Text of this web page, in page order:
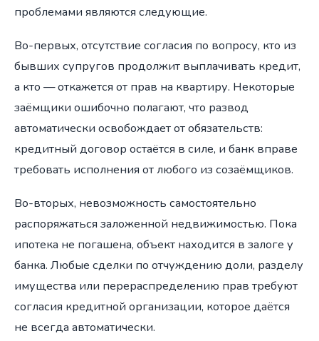
проблемами являются следующие.
Во-первых, отсутствие согласия по вопросу, кто из
бывших супругов продолжит выплачивать кредит,
а кто — откажется от прав на квартиру. Некоторые
заёмщики ошибочно полагают, что развод
автоматически освобождает от обязательств:
кредитный договор остаётся в силе, и банк вправе
требовать исполнения от любого из созаёмщиков.
Во-вторых, невозможность самостоятельно
распоряжаться заложенной недвижимостью. Пока
ипотека не погашена, объект находится в залоге у
банка. Любые сделки по отчуждению доли, разделу
имущества или перераспределению прав требуют
согласия кредитной организации, которое даётся
не всегда автоматически.